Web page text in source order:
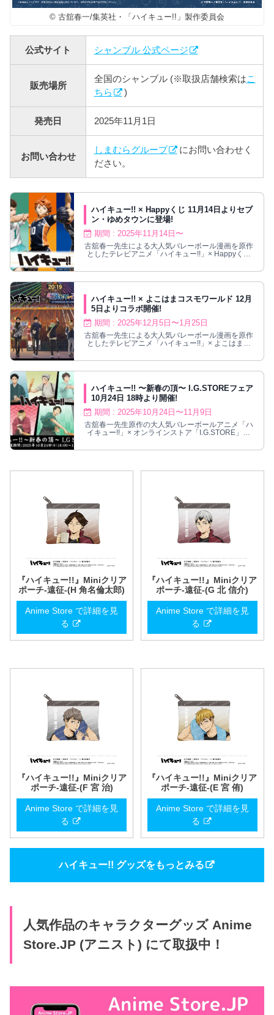
© 古舘春一/集英社・「ハイキュー!!」製作委員会
公式サイト シャンブル 公式ページ
販売場所
全国のシャンブル (※取扱店舗検索はこ
ちら
)
発売日 2025年11月1日
お問い合わせ
しまむらグループ
にお問い合わせく
ださい。
ハイキュー!! × Happyくじ 11月14日よりセブ
ン・ゆめタウンに登場!
期間 : 2025年11月14日〜
古舘春一先生による大人気バレーボール漫画を原作
としたテレビアニメ「ハイキュー!!」× Happyくじ
ブン・イトーヨーカドー・ゆめタウンなどにて発売
ップ！
ハイキュー!! × よこはまコスモワールド 12月
5日よりコラボ開催!
期間 : 2025年12月5日〜1月25日
古舘春一先生による大人気バレーボール漫画を原作
としたテレビアニメ「ハイキュー!!」× よこはまコ
月5日〜2026年1月25日までの期間限定で開催！夜
プラリーなどが登場！
ハイキュー!! 〜新春の頂〜 I.G.STOREフェア
10月24日 18時より開催!
期間 : 2025年10月24日〜11月9日
古舘春一先生原作の大人気バレーボールアニメ「ハ
イキュー!!」× オンラインストア「I.G.STORE」に
で「ハイキュー!!〜新春の頂〜 I.G.STOREフェア」
『ハイキュー!!』Miniクリア
ポーチ-遠征-(H 角名倫太郎)
Anime Store で詳細を見
る
『ハイキュー!!』Miniクリア
ポーチ-遠征-(G 北 信介)
Anime Store で詳細を見
る
『ハイキュー!!』Miniクリア
ポーチ-遠征-(F 宮 治)
Anime Store で詳細を見
る
『ハイキュー!!』Miniクリア
ポーチ-遠征-(E 宮 侑)
Anime Store で詳細を見
る
ハイキュー!! グッズをもっとみる
人気作品のキャラクターグッズ Anime
Store.JP (アニスト) にて取扱中！